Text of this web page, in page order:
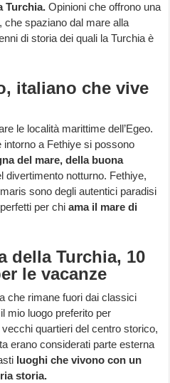
Turchia.Opinioni che offrono una
che spaziano dal mare alla
di storia dei quali la Turchia è
italiano che vive
le località marittime dell’Egeo.
intorno a Fethiye si possono
del mare, della buona
divertimento notturno. Fethiye,
sono degli autentici paradisi
perfetti per chiama il mare di
della Turchia, 10
le vacanze
che rimane fuori dai classici
mio luogo preferito per
quartieri del centro storico,
erano considerati parte esterna
luoghi che vivono con un
storia.